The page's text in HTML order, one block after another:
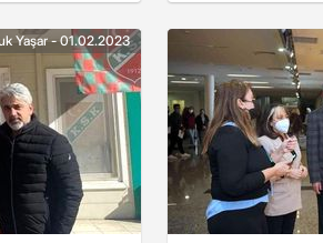
Yaşar - 01.02.2023